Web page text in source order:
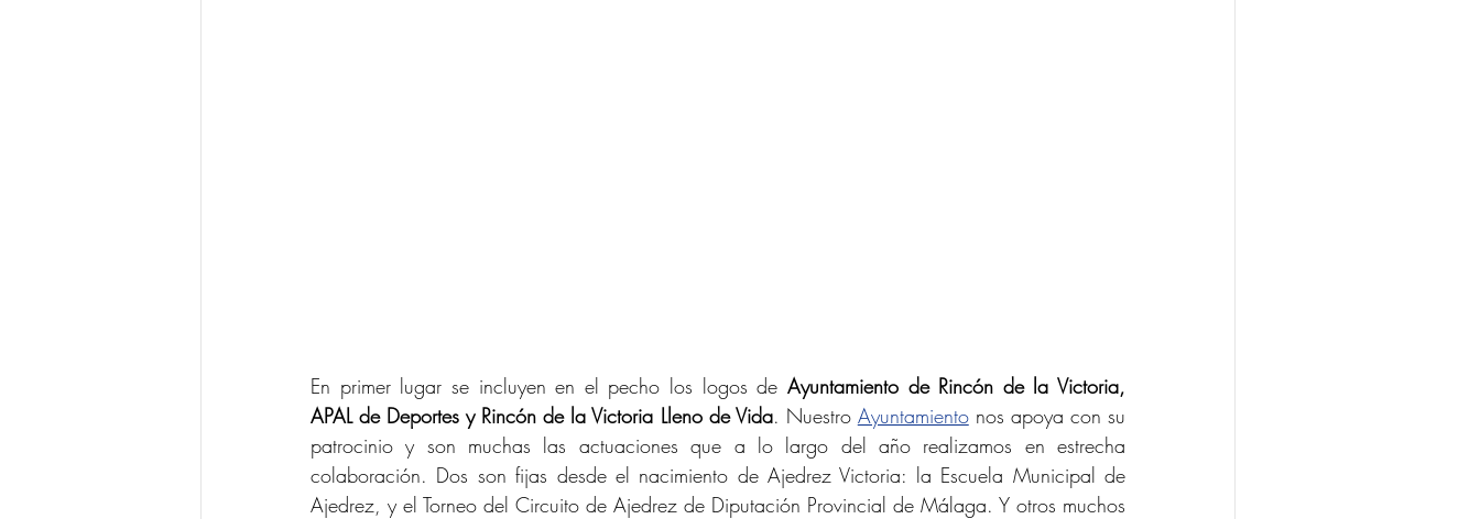
En primer lugar se incluyen en el pecho los logos de Ayuntamiento de Rincón de la Victoria,
APAL de Deportes y Rincón de la Victoria Lleno de Vida. Nuestro Ayuntamiento nos apoya con su
patrocinio y son muchas las actuaciones que a lo largo del año realizamos en estrecha
colaboración. Dos son fijas desde el nacimiento de Ajedrez Victoria: la Escuela Municipal de
Ajedrez, y el Torneo del Circuito de Ajedrez de Diputación Provincial de Málaga. Y otros muchos